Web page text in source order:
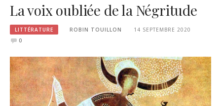
La voix oubliée de la Négritude
LITTÉRATURE ROBIN TOUILLON
14 SEPTEMBRE 2020
0